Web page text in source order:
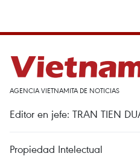
AGENCIA VIETNAMITA DE NOTICIAS
Editor en jefe: TRAN TIEN
Propiedad Intelectual